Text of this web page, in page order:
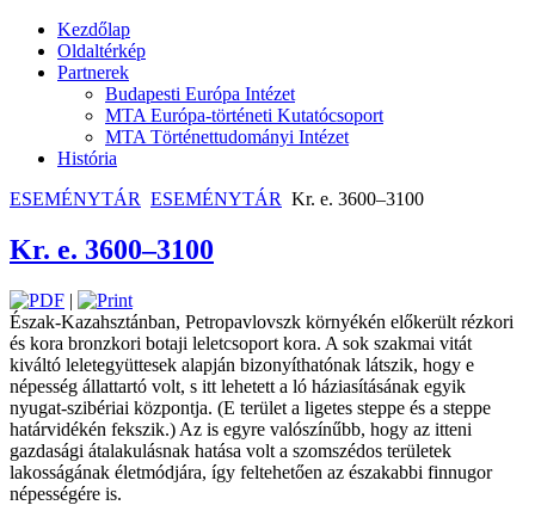
Kezdőlap
Oldaltérkép
Partnerek
Budapesti Európa Intézet
MTA Európa-történeti Kutatócsoport
MTA Történettudományi Intézet
História
ESEMÉNYTÁR ESEMÉNYTÁR Kr. e. 3600–3100
Kr. e. 3600–3100
|
Észak-Kazahsztánban, Petropavlovszk környé­kén előkerült rézkori
és kora bronzkori botaji leletcsoport kora. A sok szakmai vitát
kiváltó leletegyüttesek alapján bizonyíthatónak látszik, hogy e
népesség állattartó volt, s itt lehetett a ló ­házia­sításának egyik
nyugat-szibériai központja. (E terület a ligetes steppe és a steppe
határvidékén fekszik.) Az is egyre ­való­színűbb, hogy az itteni
gazdasági ­átala­kulásnak hatása volt a szomszédos ­terü­letek
lakosságának életmódjára, így ­fel­tehetően az északabbi finnugor
népességére is.